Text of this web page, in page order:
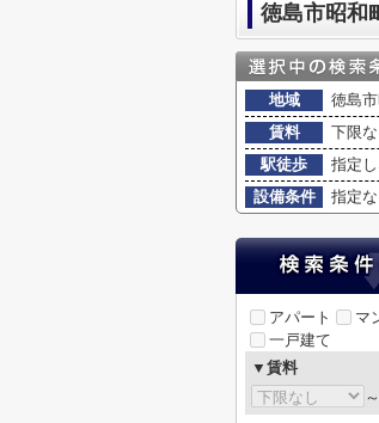
徳島市昭和
地域
徳島
賃料
下限
駅徒歩
指定
設備条件
指定な
アパート
マ
一戸建て
▼賃料
～